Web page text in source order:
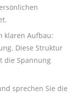
klaren Aufbau:
Diese Struktur
die Spannung
sprechen Sie die